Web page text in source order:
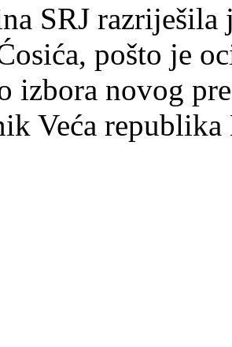
SRJ razriješila
pošto je
izbora novog
Veća